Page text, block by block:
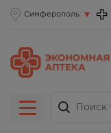
Симферополь